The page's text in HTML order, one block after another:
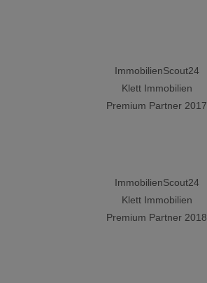
ImmobilienScout24
Klett Immobilien
Premium Partner 2017
ImmobilienScout24
Klett Immobilien
Premium Partner 2018